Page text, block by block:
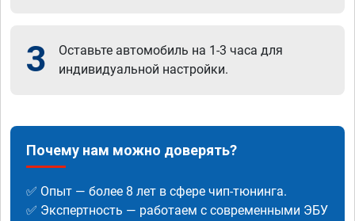
3
Оставьте автомобиль на 1-3 часа для
индивидуальной настройки.
Почему нам можно доверять?
✅ Опыт — более 8 лет в сфере чип-тюнинга.
✅ Экспертность — работаем с современными ЭБУ